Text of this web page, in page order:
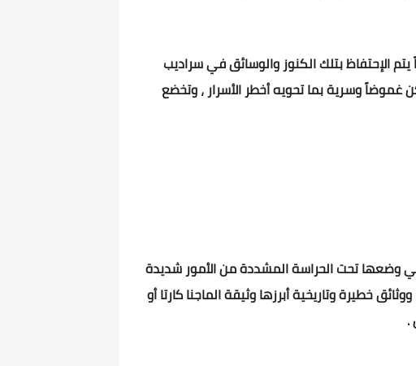
الإحتفاظ بتلك الكنوز والوسائق في سراديب
غموضاً وسرية بما تحويه أخطر الأسرار ، وتخضع
وضعها تحت الحراسة المشددة من الأمور شديدة
العتيقة ، ووثائق خطيرة وتاريخية أبرزها وثيقة الماجنا كارتا أو
.